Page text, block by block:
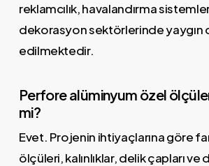
reklamcılık, havalandırma
dekorasyon sektörlerinde yaygın
edilmektedir.
Perfore alüminyum özel
mi?
Evet. Projenin ihtiyaçlarına göre
ölçüleri, kalınlıklar, delik çapları